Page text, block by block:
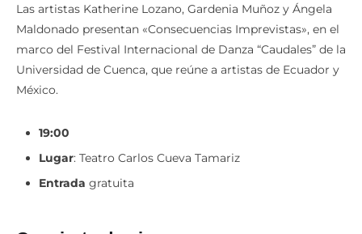
Las artistas Katherine Lozano, Gardenia Muñoz y Ángela
Maldonado presentan «Consecuencias Imprevistas», en el
marco del Festival Internacional de Danza “Caudales” de la
Universidad de Cuenca, que reúne a artistas de Ecuador y
México.
19:00
Lugar: Teatro Carlos Cueva Tamariz
Entrada gratuita